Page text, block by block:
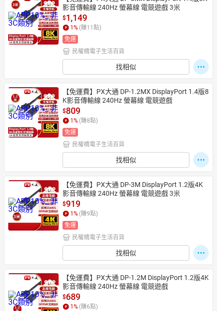
影音傳輸線 240Hz 螢幕線 電競遊戲 3米
$1,149
1 % (賺11 點)
免運
民權橋電子生活百貨
找相似
【免運費】PX大通 DP-1.2MX DisplayPort 1.4版8
K影音傳輸線 240Hz 螢幕線 電競遊戲
$809
1 % (賺8點)
免運
民權橋電子生活百貨
找相似
【免運費】PX大通 DP-3M DisplayPort 1.2版4K
影音傳輸線 240Hz 螢幕線 電競遊戲 3米
$919
1 % (賺9點)
免運
民權橋電子生活百貨
找相似
【免運費】PX大通 DP-1.2M DisplayPort 1.2版4K
影音傳輸線 240Hz 螢幕線 電競遊戲
$689
1 % (賺6點)